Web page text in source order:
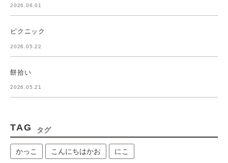
2026.06.01
ピクニック
2026.05.22
餅拾い
2026.05.21
TAG タグ
かっこ こんにちはかお にこ